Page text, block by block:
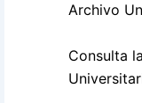
Archivo
Consulta